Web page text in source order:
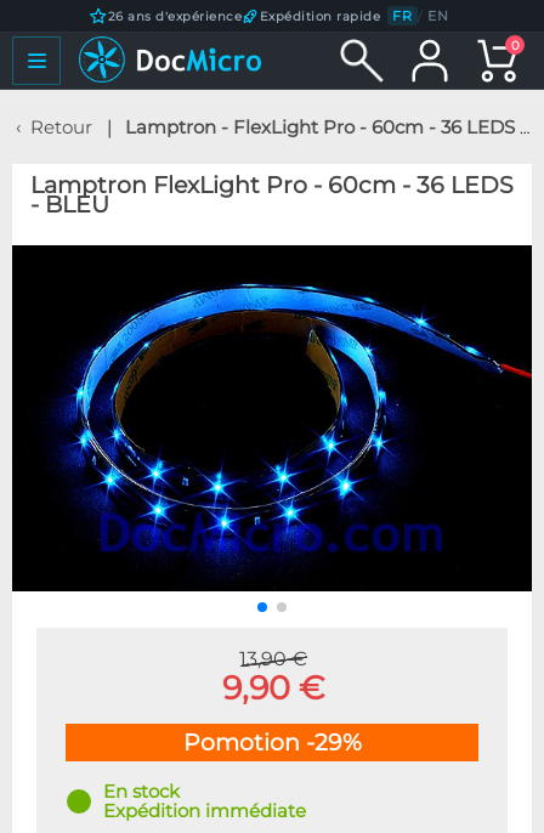
26 ans d'expérience Expédition rapide FR / EN
0
Retour Lamptron - FlexLight Pro - 60cm - 36 LEDS - BLEU
Lamptron FlexLight Pro - 60cm - 36 LEDS
- BLEU
13,90 €
9,90 €
Pomotion -29%
En stock
Expédition immédiate